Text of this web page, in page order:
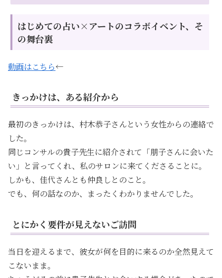
はじめての占い×アートのコラボイベント、そ
の舞台裏
動画はこちら←
きっかけは、ある紹介から
最初のきっかけは、村木恭子さんという女性からの連絡で
した。
同じコンサルの貴子先生に紹介されて「朋子さんに会いた
い」と言ってくれ、私のサロンに来てくださることに。
しかも、佳代さんとも仲良しとのこと。
でも、何の話なのか、まったくわかりませんでした。
とにかく要件が見えないご訪問
当日を迎えるまで、彼女が何を目的に来るのか全然見えて
こないまま。